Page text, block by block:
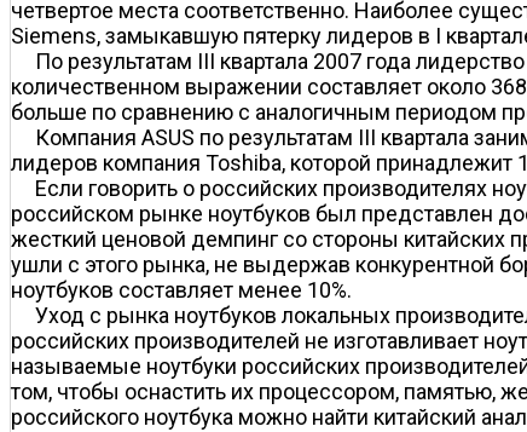
четвертое места соответственно. Наиболее
Siemens, замыкавшую пятерку лидеров в I
По результатам III квартала 2007 года
количественном выражении составляет около
больше по сравнению с аналогичным периодом
Компания ASUS по результатам III квартала
лидеров компания Toshiba, которой принадлежит
Если говорить о российских производителях
российском рынке ноутбуков был представлен
жесткий ценовой демпинг со стороны китайских
ушли с этого рынка, не выдержав конкурентной
ноутбуков составляет менее 10%.
Уход с рынка ноутбуков локальных
российских производителей не изготавливает
называемые ноутбуки российских
том, чтобы оснастить их процессором, памятью,
российского ноутбука можно найти китайский